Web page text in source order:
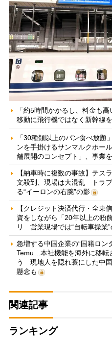
「約5時間かかるし、料金も
移動に飛行機ではなく新幹線
「30種類以上のパン食べ放題
ンを手掛けるサンマルクホー
舗展開のコンセプト」、事業
【納車時に複数の事故】テス
文殺到、現場は大混乱 トラ
る“イーロンの右腕”の影
【クレジット決済代行・全東
資をしながら「20年以上の粉
リ 営業現場では“自転車操業
急増する中国企業の“国籍ロン
Temu…本社機能を海外に移転
う 現地人を隠れ蓑にした中
懸念も
関連記事
ランキング